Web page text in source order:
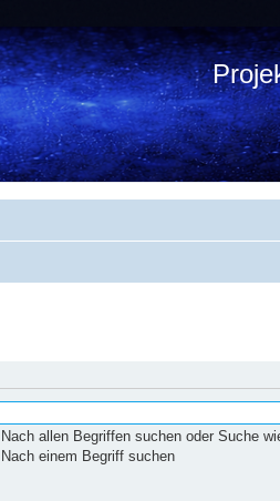
Nach allen Begriffen suchen oder Suche
Nach einem Begriff suchen